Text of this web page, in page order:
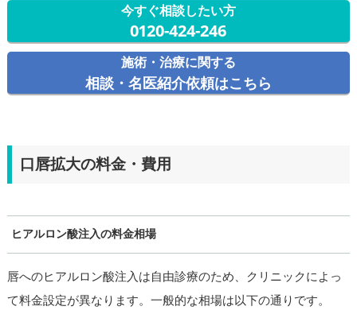
今すぐ相談したい方
0120-424-246
施術・治療に関する
相談・名医紹介依頼はこちら
口唇拡大の料金・費用
ヒアルロン酸注入の料金相場
唇へのヒアルロン酸注入は自由診療のため、クリニックによっ
て料金設定が異なります。一般的な相場は以下の通りです。